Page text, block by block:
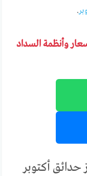
.
وأنظمة السداد
حدائق أكتوبر